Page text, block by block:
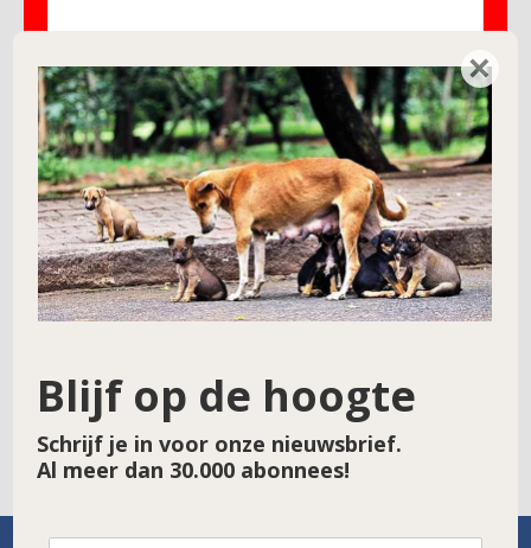
Naam*
E-mail*
Site
×
Blijf op de hoogte
Schrijf je in voor onze nieuwsbrief.
Al meer dan 30.000 abonnees!